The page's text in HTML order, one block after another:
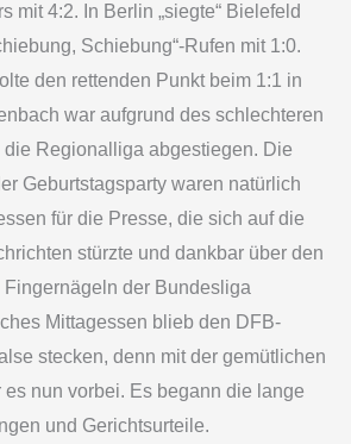
mit 4:2. In Berlin „siegte“ Bielefeld
Schiebung“-Rufen mit 1:0.
den rettenden Punkt beim 1:1 in
war aufgrund des schlechteren
die Regionalliga abgestiegen. Die
Geburtstagsparty waren natürlich
für die Presse, die sich auf die
stürzte und dankbar über den
Fingernägeln der Bundesliga
Mittagessen blieb den DFB-
stecken, denn mit der gemütlichen
nun vorbei. Es begann die lange
und Gerichtsurteile.